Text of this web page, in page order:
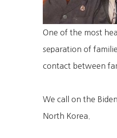
One of the most
separation of
contact between
We call on the
North Korea.